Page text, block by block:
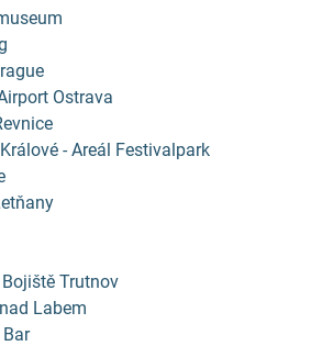
Ostrava
- Areál Festivalpark
Trutnov
Labem